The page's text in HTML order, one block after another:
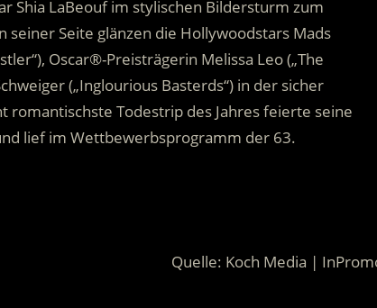
Shia LaBeouf im stylischen Bildersturm zum
Seite glänzen die Hollywoodstars Mads
Oscar®-Preisträgerin Melissa Leo („The
(„Inglourious Basterds“) in der sicher
Todestrip des Jahres feierte seine
lief im Wettbewerbsprogramm der 63.
Quelle: Koch Media |